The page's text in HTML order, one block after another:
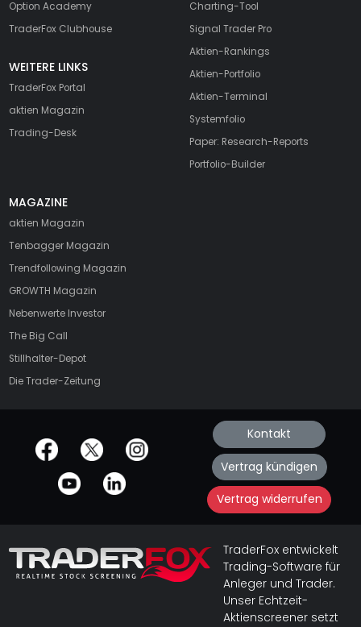
Option Academy
TraderFox Clubhouse
WEITERE LINKS
TraderFox Portal
aktien Magazin
Trading-Desk
Charting-Tool
Signal Trader Pro
Aktien-Rankings
Aktien-Portfolio
Aktien-Terminal
Systemfolio
Paper: Research-Reports
Portfolio-Builder
MAGAZINE
aktien Magazin
Tenbagger Magazin
Trendfollowing Magazin
GROWTH Magazin
Nebenwerte Investor
The Big Call
Stillhalter-Depot
Die Trader-Zeitung
offizielle Social Media-Accounts Kontakt
Vertrag kündigen
Vertrag widerrufen
TraderFox entwickelt
Trading-Software für
Anleger und Trader.
Unser Echtzeit-
Aktienscreener setzt